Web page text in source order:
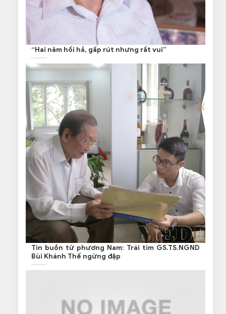
“Hai năm hối hả, gấp rút nhưng rất vui”
Tin buồn từ phương Nam: Trái tim GS.TS.NGND
Bùi Khánh Thế ngừng đập